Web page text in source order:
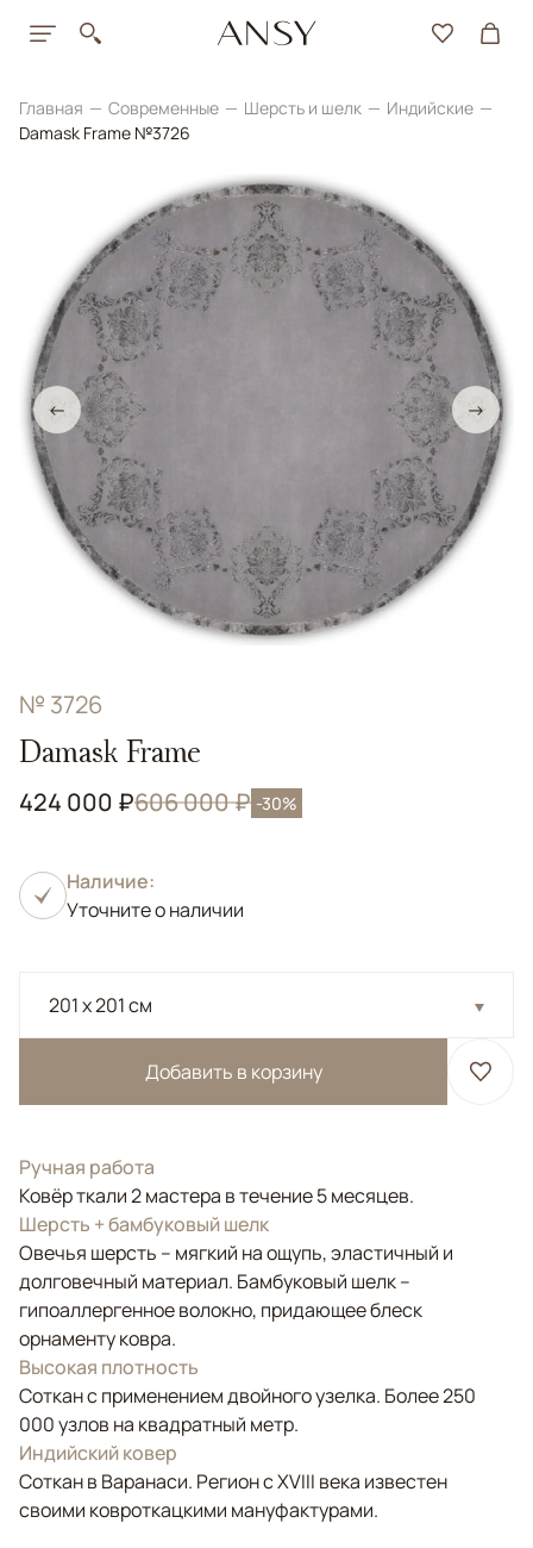
Главная Современные Шерсть и шелк
Индийские
Damask Frame №3726
← →
№ 3726
Damask Frame
424 000 ₽606 000 ₽ -30%
Наличие:
Уточните о наличии
201 x 201 см
Добавить в корзину
Ручная работа
Ковёр ткали 2 мастера в течение 5 месяцев.
Шерсть + бамбуковый шелк
Овечья шерсть – мягкий на ощупь, эластичный и
долговечный материал. Бамбуковый шелк –
гипоаллергенное волокно, придающее блеск
орнаменту ковра.
Высокая плотность
Соткан с применением двойного узелка. Более 250
000 узлов на квадратный метр.
Индийский ковер
Соткан в Варанаси. Регион с XVIII века известен
своими ковроткацкими мануфактурами.